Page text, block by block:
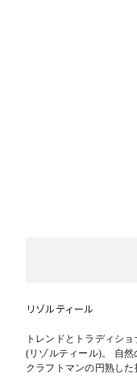
リゾルティール
トレンドとトラディシ
(リゾルティール)。 自
クラフトマンの円熟し